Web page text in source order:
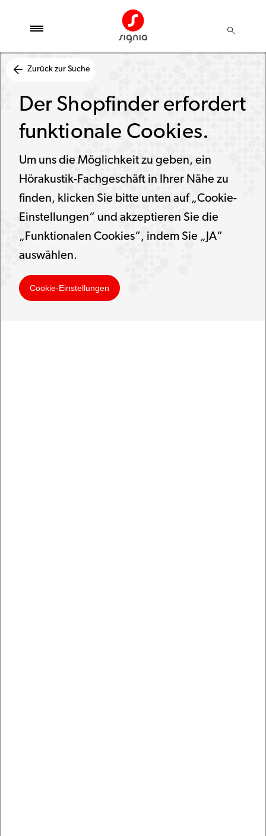
Zurück zur Suche
Der Shopfinder erfordert
funktionale Cookies.
Um uns die Möglichkeit zu geben, ein
Hörakustik-Fachgeschäft in Ihrer Nähe zu
finden, klicken Sie bitte unten auf „Cookie-
Einstellungen“ und akzeptieren Sie die
„Funktionalen Cookies“, indem Sie „JA“
auswählen.
Cookie-Einstellungen